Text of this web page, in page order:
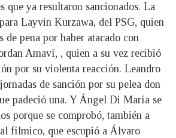
que ya resultaron sancionados. La
Layvin Kurzawa, del PSG, quien
de pena por haber atacado con
Amaví, , quien a su vez recibió
por su violenta reacción. Leandro
de sanción por su pelea don
padeció una. Y Ángel Di María se
porque se comprobó, también a
fílmico, que escupió a Álvaro